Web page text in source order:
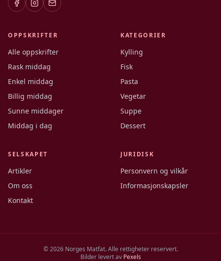
OPPSKRIFTER
Alle oppskrifter
Rask middag
Enkel middag
Billig middag
Sunne middager
Middag i dag
KATEGORIER
Kylling
Fisk
Pasta
Vegetar
Suppe
Dessert
SELSKAPET
Artikler
Om oss
Kontakt
JURIDISK
Personvern og vilkår
Informasjonskapsler
©2026Norges Matfat. Alle rettigheter reservert.
Bilder levert av Pexels